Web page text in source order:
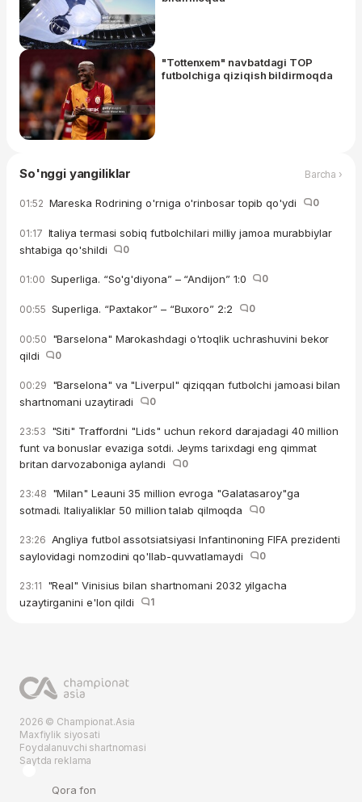
"Tottenxem" navbatdagi TOP
futbolchiga qiziqish bildirmoqda
So'nggi yangiliklar Barcha ›
01:52 Mareska Rodrining o'rniga o'rinbosar topib qo'ydi 0
01:17 Italiya termasi sobiq futbolchilari milliy jamoa murabbiylar
shtabiga qo'shildi
0
01:00 Superliga. “So'g'diyona” – “Andijon” 1:0 0
00:55 Superliga. “Paxtakor” – “Buxoro” 2:2 0
00:50 "Barselona" Marokashdagi o'rtoqlik uchrashuvini bekor
qildi
0
00:29 "Barselona" va "Liverpul" qiziqqan futbolchi jamoasi bilan
shartnomani uzaytiradi
0
23:53 "Siti" Traffordni "Lids" uchun rekord darajadagi 40 million
funt va bonuslar evaziga sotdi. Jeyms tarixdagi eng qimmat
britan darvozaboniga aylandi
0
23:48 "Milan" Leauni 35 million evroga "Galatasaroy"ga
sotmadi. Italiyaliklar 50 million talab qilmoqda
0
23:26 Angliya futbol assotsiatsiyasi Infantinoning FIFA prezidenti
saylovidagi nomzodini qo'llab-quvvatlamaydi
0
23:11 "Real" Vinisius bilan shartnomani 2032 yilgacha
uzaytirganini e'lon qildi
1
2026 © Championat.Asia
Maxfiylik siyosati
Foydalanuvchi shartnomasi
Saytda reklama
Qora fon